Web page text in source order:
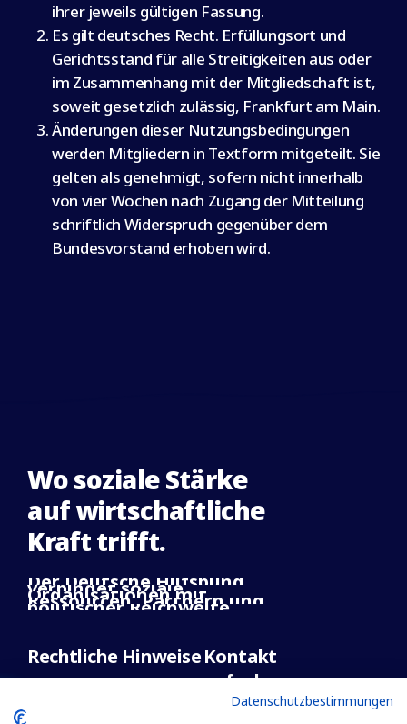
ihrer jeweils gültigen Fassung.
Es gilt deutsches Recht. Erfüllungsort und
Gerichtsstand für alle Streitigkeiten aus oder
im Zusammenhang mit der Mitgliedschaft ist,
soweit gesetzlich zulässig, Frankfurt am Main.
Änderungen dieser Nutzungsbedingungen
werden Mitgliedern in Textform mitgeteilt. Sie
gelten als genehmigt, sofern nicht innerhalb
von vier Wochen nach Zugang der Mitteilung
schriftlich Widerspruch gegenüber dem
Bundesvorstand erhoben wird.
WosozialeStärke
aufwirtschaftliche
Krafttrifft.
DerDeutsche Hilfsbund
verbindetsoziale
Organisationenmit
Ressourcen,Partnern und
politischerReichweite.
Rechtliche HinweiseKontakt
aufnehmen
+49 30 233264846
Datenschutzbestimmungen